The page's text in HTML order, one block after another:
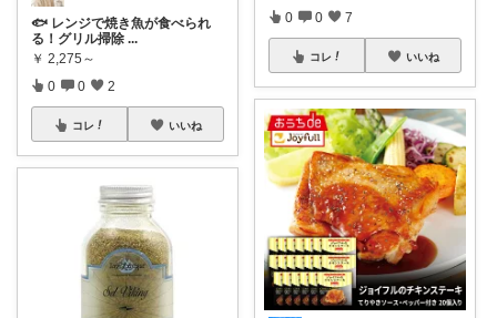
🐟 レンジで焼き魚が食べられ
る！グリル掃除 ...
￥ 2,275～
0 0 2
コレ いいね
0 0 7
コレ いいね